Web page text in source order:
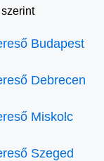
Budapest
Debrecen
Miskolc
Szeged